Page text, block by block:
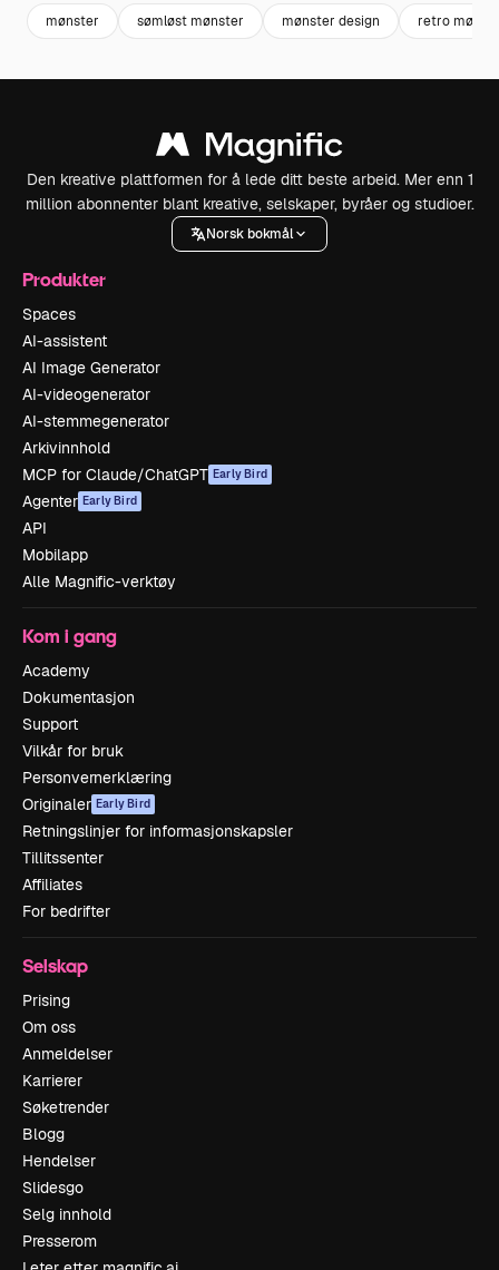
mønster sømløst mønster mønster design retro
Den kreative plattformen for å lede ditt beste arbeid. Mer enn 1
million abonnenter blant kreative, selskaper, byråer og studioer.
Norsk bokmål
Produkter
Spaces
AI-assistent
AI Image Generator
AI-videogenerator
AI-stemmegenerator
Arkivinnhold
MCP for Claude/ChatGPT Early Bird
Agenter Early Bird
API
Mobilapp
Alle Magnific-verktøy
Kom i gang
Academy
Dokumentasjon
Support
Vilkår for bruk
Personvernerklæring
Originaler Early Bird
Retningslinjer for informasjonskapsler
Tillitssenter
Affiliates
For bedrifter
Selskap
Prising
Om oss
Anmeldelser
Karrierer
Søketrender
Blogg
Hendelser
Slidesgo
Selg innhold
Presserom